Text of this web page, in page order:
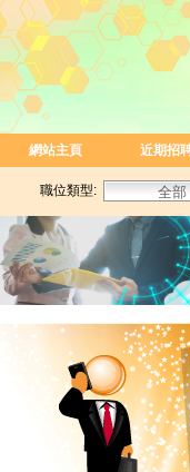
網站主頁 近期招
職位類型: